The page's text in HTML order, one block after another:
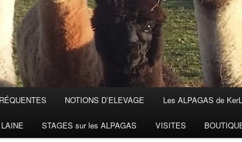
NOTIONS D’ELEVAGE Les ALPAGAS de
STAGES sur les ALPAGAS VISITES